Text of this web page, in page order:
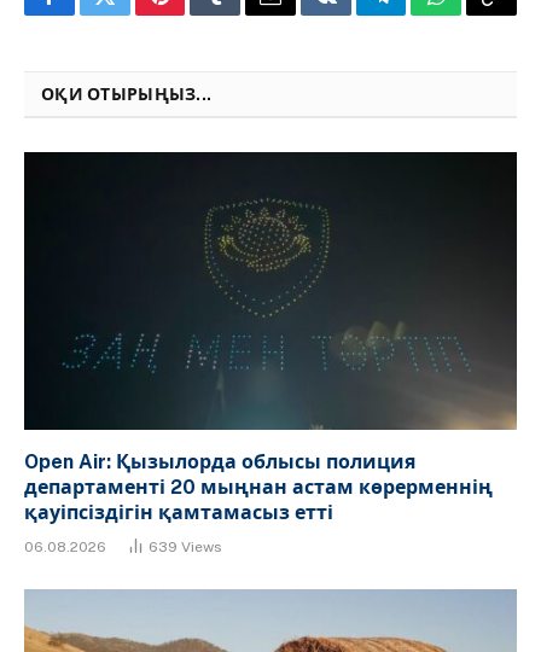
FacebookTwitterPinterestTumblrEmailVKontakteTelegramWhatsApp
Copy
ОҚИ ОТЫРЫҢЫЗ...
Open Air: Қызылорда облысы полиция
департаменті 20 мыңнан астам көрерменнің
қауіпсіздігін қамтамасыз етті
06.08.2026 639 Views